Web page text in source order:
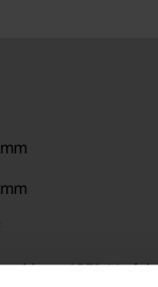
bis zu 135°,